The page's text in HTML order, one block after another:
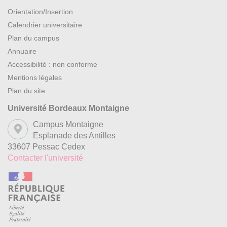
Orientation/Insertion
Calendrier universitaire
Plan du campus
Annuaire
Accessibilité : non conforme
Mentions légales
Plan du site
Université Bordeaux Montaigne
Campus Montaigne
Esplanade des Antilles
33607 Pessac Cedex
Contacter l'université